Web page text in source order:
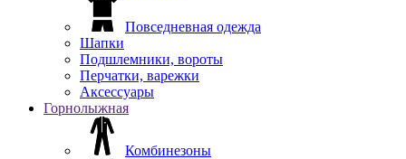
Повседневная одежда
Шапки
Подшлемники, вороты
Перчатки, варежки
Аксессуары
Горнолыжная
Комбинезоны